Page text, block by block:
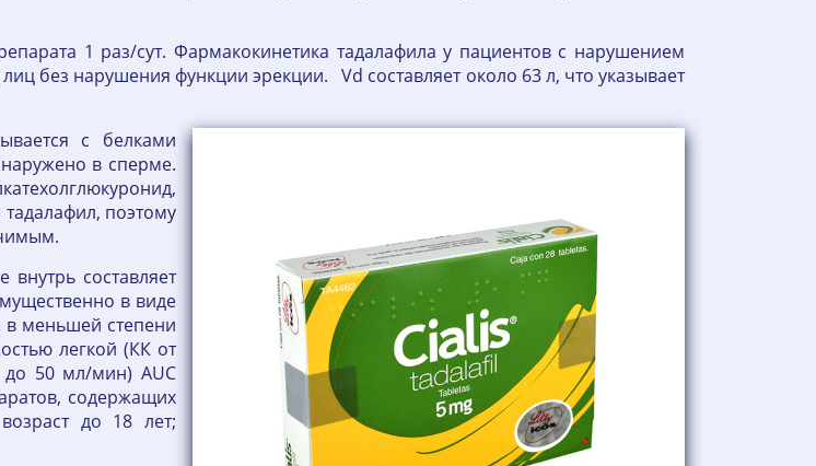
1 раз/сут. Фармакокинетика тадалафила у пациентов с нарушением
без нарушения функции эрекции. Vd составляет около 63 л, что указывает
с белками
в сперме.
поэтому
внутрь составляет
в виде
в меньшей степени
легкой (КК от
50 мл/мин) AUC
содержащих
до 18 лет;